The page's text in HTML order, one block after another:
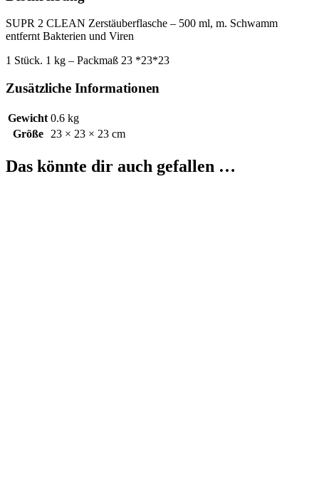
entfernt
und
Viren
Menge
SUPR 2 CLEAN Zerstäuberflasche – 500 ml, m. Schwamm
entfernt Bakterien und Viren
1 Stück. 1 kg – Packmaß 23 *23*23
Zusätzliche Informationen
Gewicht 0.6 kg
Größe
23 × 23 × 23 cm
Das könnte dir auch gefallen …